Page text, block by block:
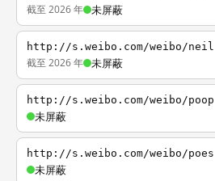
截至 2026 年 未屏蔽
http://s.weibo.com/weibo/neil
截至 2026 年 未屏蔽
http://s.weibo.com/weibo/poop
未屏蔽
http://s.weibo.com/weibo/poes
未屏蔽